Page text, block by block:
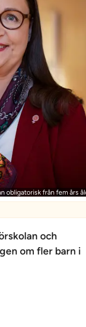
obligatorisk från fem års
och
om fler barn i